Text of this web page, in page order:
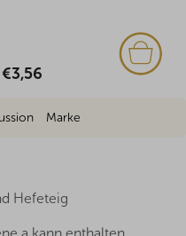
€3,56
Marke
Hefeteig